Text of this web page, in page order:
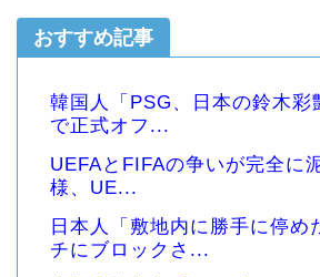
おすすめ記事
韓国人「PSG、日本の鈴木彩
で正式オフ...
UEFAとFIFAの争いが完全に
様、UE...
日本人「敷地内に勝手に停め
チにブロックさ...